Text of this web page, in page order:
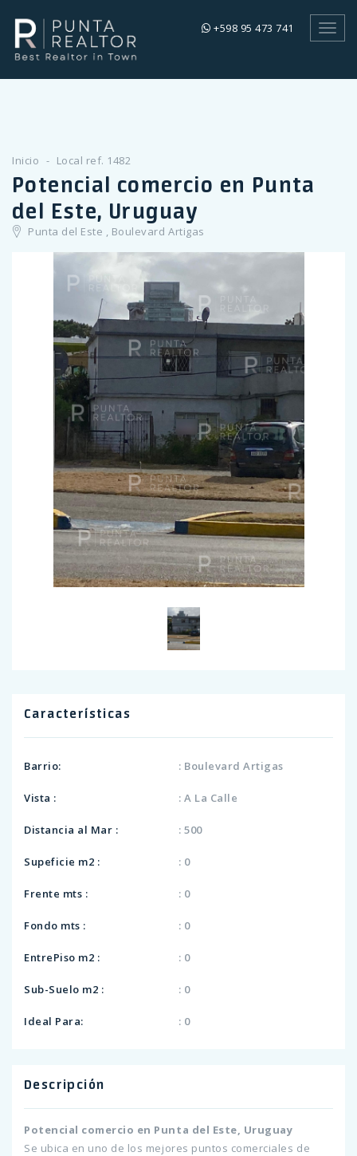
+598 95 473 741
Inicio Local ref. 1482
Potencial comercio en Punta
del Este, Uruguay
Punta del Este , Boulevard Artigas
Características
Barrio: : Boulevard Artigas
Vista : : A La Calle
Distancia al Mar : : 500
Supeficie m2 : : 0
Frente mts : : 0
Fondo mts : : 0
EntrePiso m2 : : 0
Sub-Suelo m2 : : 0
Ideal Para: : 0
Descripción
Potencial comercio en Punta del Este, Uruguay
Se ubica en uno de los mejores puntos comerciales de